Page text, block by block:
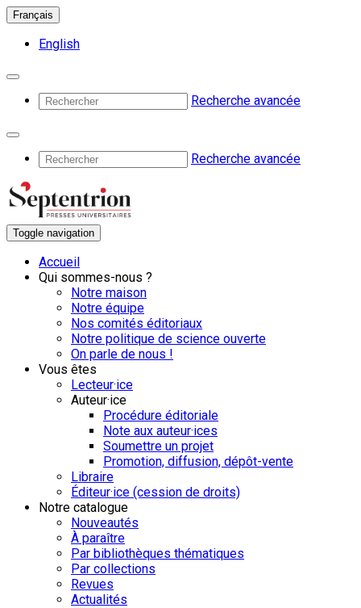
Français
English
Recherche avancée
Recherche avancée
Toggle navigation
Accueil
Qui sommes-nous ?
Notre maison
Notre équipe
Nos comités éditoriaux
Notre politique de science ouverte
On parle de nous !
Vous êtes
Lecteur·ice
Auteur·ice
Procédure éditoriale
Note aux auteur·ices
Soumettre un projet
Promotion, diffusion, dépôt-vente
Libraire
Éditeur·ice (cession de droits)
Notre catalogue
Nouveautés
À paraître
Par bibliothèques thématiques
Par collections
Revues
Actualités